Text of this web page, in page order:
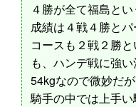
４勝が全て福島と
成績は４戦４勝と
コースも２戦２勝
も、ハンデ戦に強
54kgなので微妙だ
騎手の中では上手